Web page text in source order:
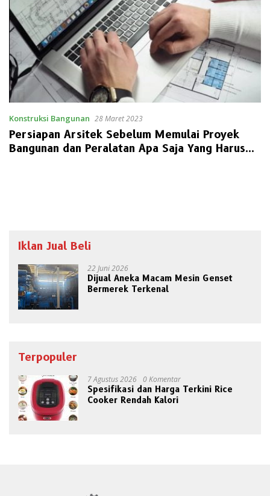
Konstruksi Bangunan 28 Maret 2023
Persiapan Arsitek Sebelum Memulai Proyek
Bangunan dan Peralatan Apa Saja Yang Harus
Iklan Jual Beli
22 Juni 2026
Dijual Aneka Macam Mesin Genset
Bermerek Terkenal
Terpopuler
7 Agustus 2026 0 Komentar
Spesifikasi dan Harga Terkini Rice
Cooker Rendah Kalori